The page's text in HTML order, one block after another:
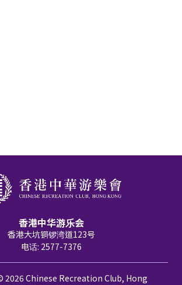
香港中华游乐会
香港大坑铜锣湾道123号
电话: 2577-7376
Chinese Recreation Club, Hong